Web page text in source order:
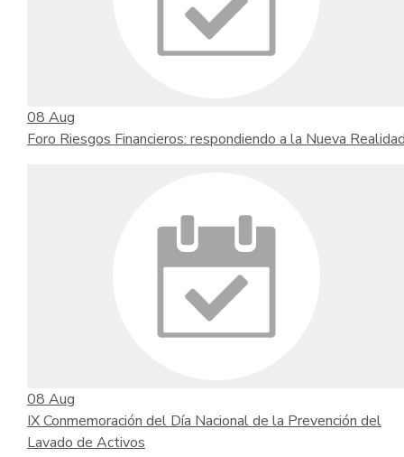
08 Aug
Foro Riesgos Financieros: respondiendo a la Nueva
08 Aug
IX Conmemoración del Día Nacional de la Prevención del
Lavado de Activos